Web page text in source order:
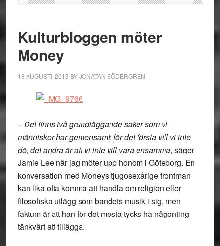
Kulturbloggen möter
Money
18 AUGUSTI, 2013 BYJONATAN SÖDERGREN
–Det finns två grundläggande saker som vi
människor har gemensamt; för det första vill vi inte
dö, det andra är att vi inte vill vara ensamma, säger
Jamie Lee när jag möter upp honom i Göteborg. En
konversation med Moneys tjugosexårige frontman
kan lika ofta komma att handla om religion eller
filosofiska utlägg som bandets musik i sig, men
faktum är att han för det mesta tycks ha någonting
tänkvärt att tillägga.